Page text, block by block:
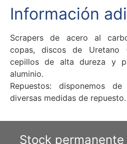
Información
Scrapers de acero al
copas, discos de Uretano
cepillos de alta dureza y
aluminio.
Repuestos: disponemos
diversas medidas de repuesto.
Stock